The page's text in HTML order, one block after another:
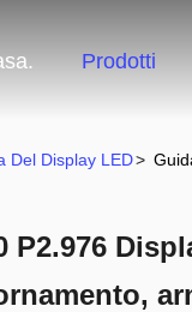
Prodotti
Del Display LED>
P2.976